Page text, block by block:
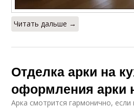
Читать дальше →
Отделка арки на
оформления арки
Арка смотрится гармонично,